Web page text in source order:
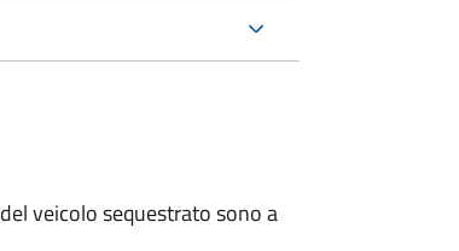
veicolo sequestrato sono a